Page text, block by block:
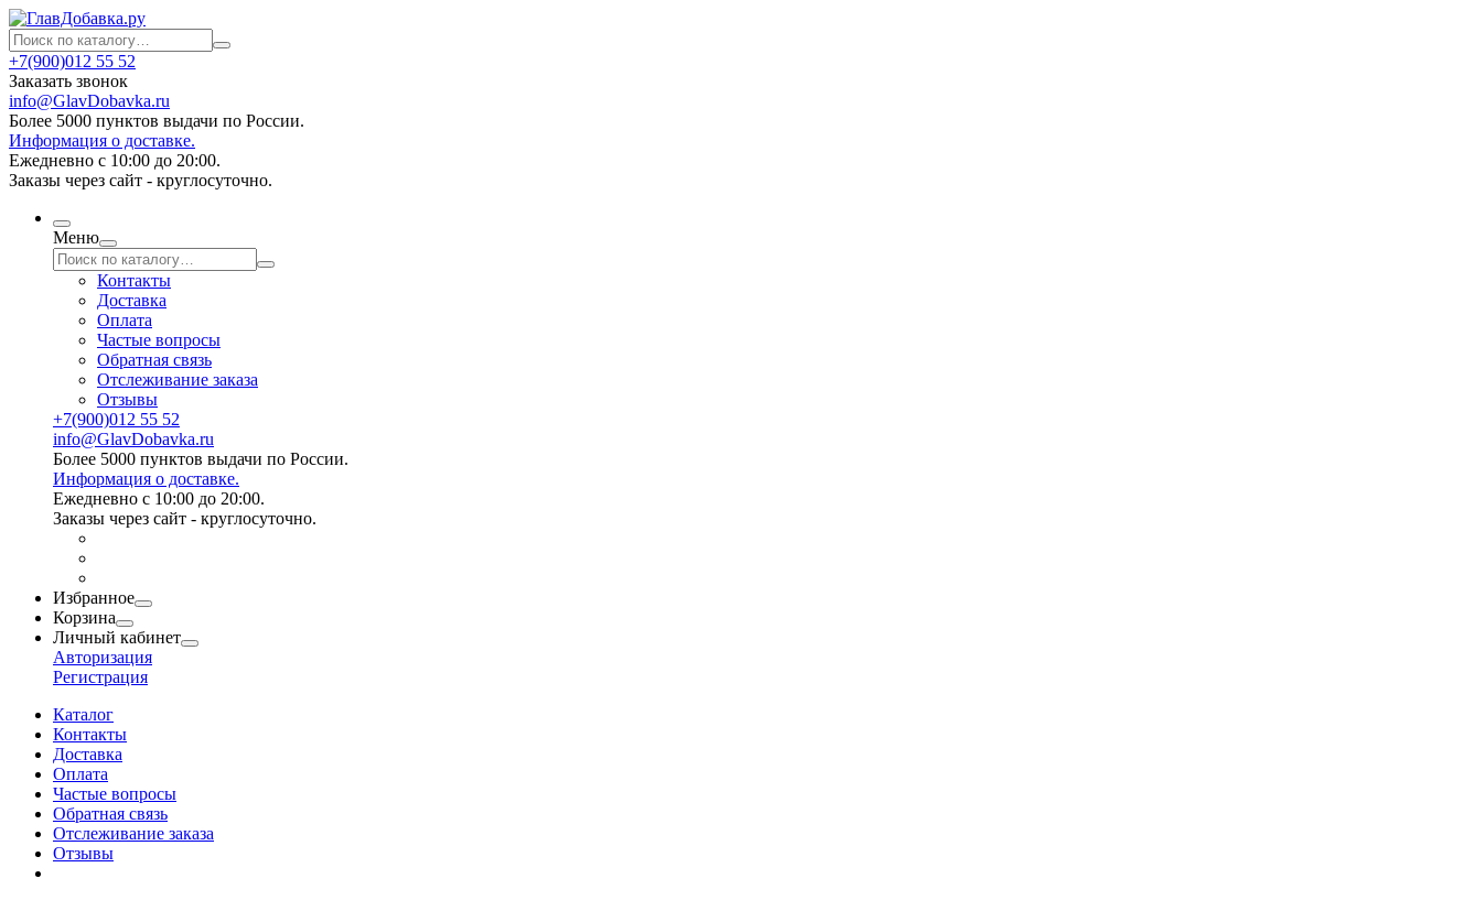
+7(900)012 55 52
Заказать звонок
info@GlavDobavka.ru
Более 5000 пунктов выдачи по России.
Информация о доставке.
Ежедневно с 10:00 до 20:00.
Заказы через сайт - круглосуточно.
Меню
Контакты
Доставка
Оплата
Частые вопросы
Обратная связь
Отслеживание заказа
Отзывы
+7(900)012 55 52
info@GlavDobavka.ru
Более 5000 пунктов выдачи по России.
Информация о доставке.
Ежедневно с 10:00 до 20:00.
Заказы через сайт - круглосуточно.
Избранное
Корзина
Личный кабинет
Авторизация
Регистрация
Каталог
Контакты
Доставка
Оплата
Частые вопросы
Обратная связь
Отслеживание заказа
Отзывы